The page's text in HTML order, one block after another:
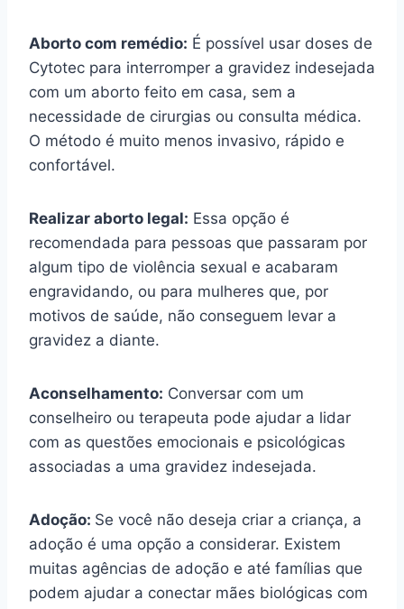
Aborto com remédio: É possível usar doses de
Cytotec para interromper a gravidez indesejada
com um aborto feito em casa, sem a
necessidade de cirurgias ou consulta médica.
O método é muito menos invasivo, rápido e
confortável.
Realizar aborto legal: Essa opção é
recomendada para pessoas que passaram por
algum tipo de violência sexual e acabaram
engravidando, ou para mulheres que, por
motivos de saúde, não conseguem levar a
gravidez a diante.
Aconselhamento: Conversar com um
conselheiro ou terapeuta pode ajudar a lidar
com as questões emocionais e psicológicas
associadas a uma gravidez indesejada.
Adoção: Se você não deseja criar a criança, a
adoção é uma opção a considerar. Existem
muitas agências de adoção e até famílias que
podem ajudar a conectar mães biológicas com